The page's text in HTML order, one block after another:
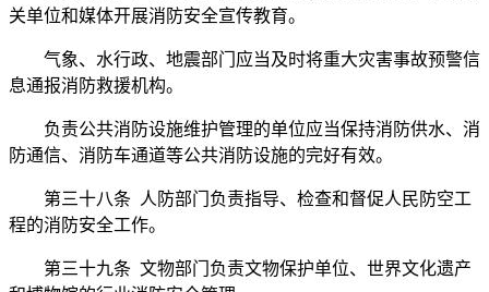
关单位和媒体开展消防安全宣传教育。
气象、水行政、地震部门应当及时将重大灾害事故预警信
息通报消防救援机构。
负责公共消防设施维护管理的单位应当保持消防供水、消
防通信、消防车通道等公共消防设施的完好有效。
第三十八条 人防部门负责指导、检查和督促人民防空工
程的消防安全工作。
第三十九条 文物部门负责文物保护单位、世界文化遗产